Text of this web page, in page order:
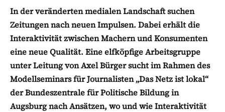
In der veränderten medialen Landschaft suchen
Zeitungen nach neuen Impulsen. Dabei erhält die
Interaktivität zwischen Machern und Konsumenten
eine neue Qualität. Eine elfköpfige Arbeitsgruppe
unter Leitung von Axel Bürger sucht im Rahmen des
Modellseminars für Journalisten „Das Netz ist lokal“
der Bundeszentrale für Politische Bildung in
Augsburg nach Ansätzen, wo und wie Interaktivität